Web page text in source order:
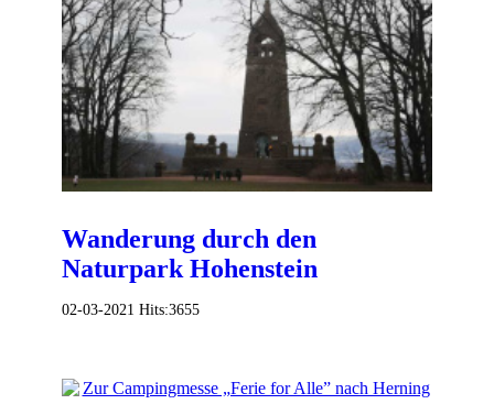
Wanderung durch den
Naturpark Hohenstein
02-03-2021 Hits:3655